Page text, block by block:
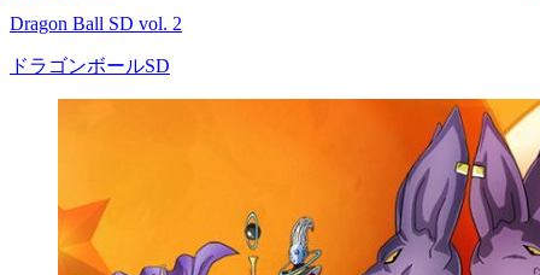
Dragon Ball SD vol. 2
ドラゴンボールSD